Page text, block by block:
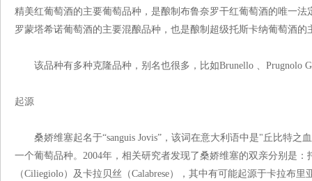
精美红葡萄酒的主要葡萄品种，是酿制布鲁奈罗干红葡萄酒的唯一
罗蒙塔希诺葡萄酒的主要混酿品种，也是酿制超级托斯卡纳葡萄酒的
该品种有多种克隆品种，别名也很多，比如Brunello 、Prugnolo
起源
桑娇维塞起名于“sanguis Jovis”，该词在意大利语中是"丘比特之
一个葡萄品种。2004年，相关研究者发现了桑娇维塞的双亲分别是：
（Ciliegiolo）及卡拉贝丝（Calabrese），其中有可能起源于卡拉布